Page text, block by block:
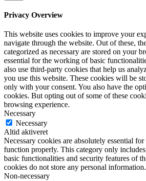
Privacy Overview
This website uses cookies to improve your
navigate through the website. Out of these,
categorized as necessary are stored on your
essential for the working of basic
also use third-party cookies that help us
you use this website. These cookies will be
only with your consent. You also have the
cookies. But opting out of some of these
browsing experience.
Necessary
Necessary
Altid aktiveret
Necessary cookies are absolutely essential
function properly. This category only
basic functionalities and security features of
cookies do not store any personal information.
Non-necessary